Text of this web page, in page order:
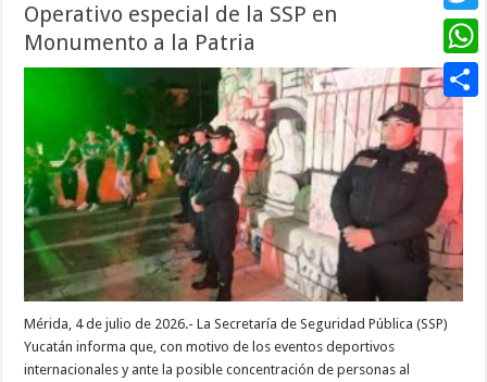
Operativo especial de la SSP en
Monumento a la Patria
Mérida, 4 de julio de 2026.- La Secretaría de Seguridad Pública (SSP)
Yucatán informa que, con motivo de los eventos deportivos
internacionales y ante la posible concentración de personas al
Twitter